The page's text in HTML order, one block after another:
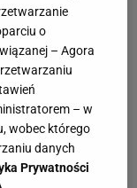
o
– Agora
– w
wobec którego
danych
Prywatności